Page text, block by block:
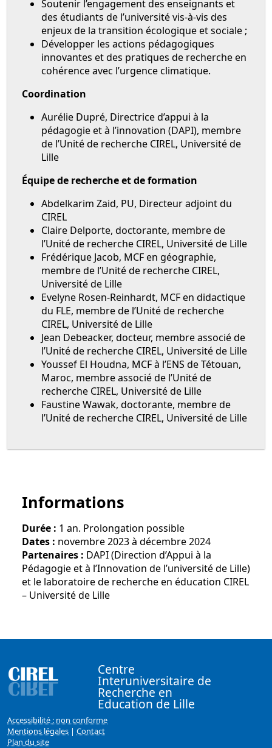
Soutenir l’engagement des enseignants et
des étudiants de l’université vis-à-vis des
enjeux de la transition écologique et sociale ;
Développer les actions pédagogiques
innovantes et des pratiques de recherche en
cohérence avec l’urgence climatique.
Coordination
Aurélie Dupré, Directrice d’appui à la
pédagogie et à l’innovation (DAPI), membre
de l’Unité de recherche CIREL, Université de
Lille
Équipe de recherche et de formation
Abdelkarim Zaid, PU, Directeur adjoint du
CIREL
Claire Delporte, doctorante, membre de
l’Unité de recherche CIREL, Université de Lille
Frédérique Jacob, MCF en géographie,
membre de l’Unité de recherche CIREL,
Université de Lille
Evelyne Rosen-Reinhardt, MCF en didactique
du FLE, membre de l’Unité de recherche
CIREL, Université de Lille
Jean Debeacker, docteur, membre associé de
l’Unité de recherche CIREL, Université de Lille
Youssef El Houdna, MCF à l’ENS de Tétouan,
Maroc, membre associé de l’Unité de
recherche CIREL, Université de Lille
Faustine Wawak, doctorante, membre de
l’Unité de recherche CIREL, Université de Lille
Informations
Durée : 1 an. Prolongation possible
Dates : novembre 2023 à décembre 2024
Partenaires : DAPI (Direction d’Appui à la
Pédagogie et à l’Innovation de l’université de Lille)
et le laboratoire de recherche en éducation CIREL
– Université de Lille
Centre
Interuniversitaire de
Recherche en
Education de Lille
Accessibilité : non conforme
Mentions légales | Contact
Plan du site